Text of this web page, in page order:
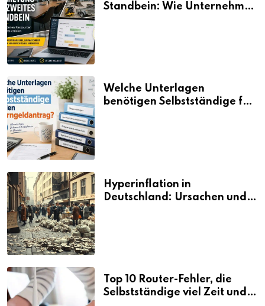
Standbein: Wie Unternehmen
Welche Unterlagen
benötigen Selbstständige für
Hyperinflation in
Deutschland: Ursachen und
Top 10 Router-Fehler, die
Selbstständige viel Zeit und